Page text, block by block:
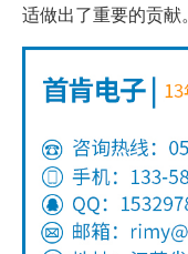
适做出了重要的贡献。